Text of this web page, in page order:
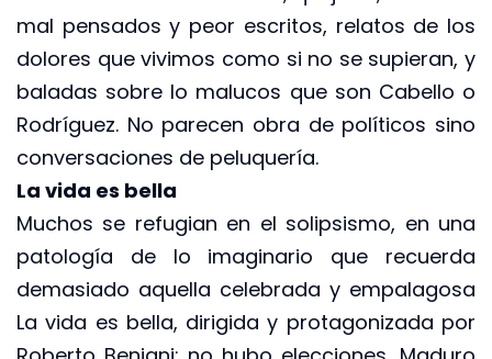
mal pensados y peor escritos, relatos de los
dolores que vivimos como si no se supieran, y
baladas sobre lo malucos que son Cabello o
Rodríguez. No parecen obra de políticos sino
conversaciones de peluquería.
La vida es bella
Muchos se refugian en el solipsismo, en una
patología de lo imaginario que recuerda
demasiado aquella celebrada y empalagosa
La vida es bella, dirigida y protagonizada por